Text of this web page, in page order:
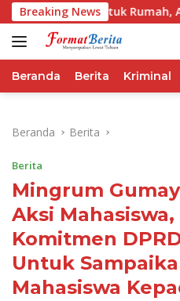
Langsung
ke
konten
Breaking News
untuk Rumah,
Beranda Berita Kriminal
Beranda Berita
Berita
Mingrum
Aksi
Komitmen
Untuk
Mahasiswa